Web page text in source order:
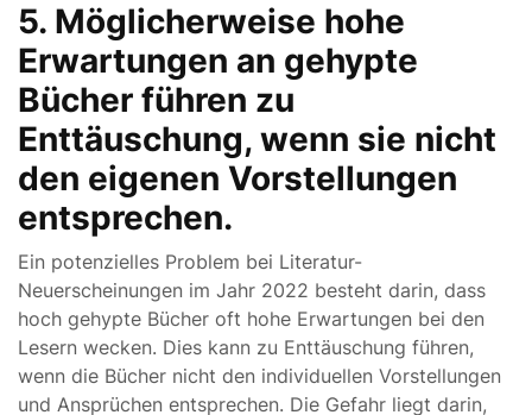
5. Möglicherweise hohe
Erwartungen an gehypte
Bücher führen zu
Enttäuschung, wenn sie nicht
den eigenen Vorstellungen
entsprechen.
Ein potenzielles Problem bei Literatur-
Neuerscheinungen im Jahr 2022 besteht darin, dass
hoch gehypte Bücher oft hohe Erwartungen bei den
Lesern wecken. Dies kann zu Enttäuschung führen,
wenn die Bücher nicht den individuellen Vorstellungen
und Ansprüchen entsprechen. Die Gefahr liegt darin,